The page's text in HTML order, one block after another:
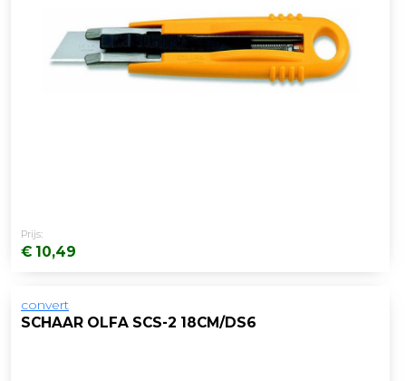
Prijs:
€ 10,49
convert
SCHAAR OLFA SCS-2 18CM/DS6